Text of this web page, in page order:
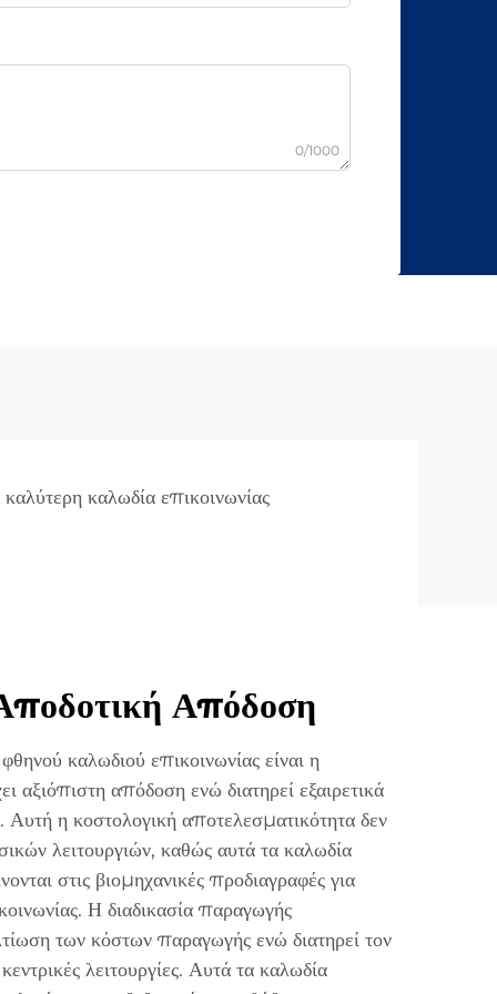
0/1000
καλύτερη καλωδία επικοινωνίας
Απόδοση
καλωδιού επικοινωνίας είναι η
αξιόπιστη απόδοση ενώ διατηρεί εξαιρετικά
Αυτή η κοστολογική αποτελεσματικότητα δεν
λειτουργιών, καθώς αυτά τα καλωδία
στις βιομηχανικές προδιαγραφές για
Η διαδικασία παραγωγής
των κόστων παραγωγής ενώ διατηρεί τον
λειτουργίες. Αυτά τα καλωδία